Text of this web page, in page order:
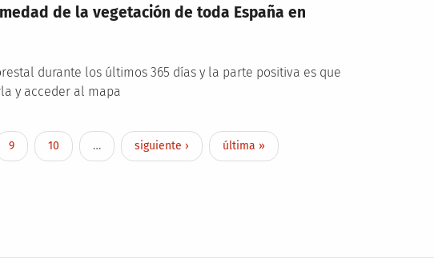
de la vegetación de toda España en
durante los últimos 365 días y la parte positiva es que
y acceder al mapa
Page
9 Page
10 … Siguiente página
siguiente › Última página
última »